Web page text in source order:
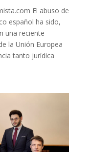
El abuso de
español ha sido,
una reciente
la Unión Europea
tanto jurídica